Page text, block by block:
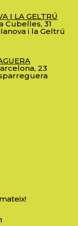
I LA GELTRÚ
Cubelles, 31
i la Geltrú
23